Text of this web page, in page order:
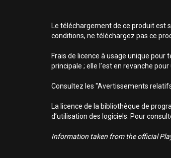
Le téléchargement de ce produit est
conditions, ne téléchargez pas ce
Frais de licence à usage unique
principale ; elle l’est en revanche
Consultez les "Avertissements
La licence de la bibliothèque de
d’utilisation des logiciels. Pour
Information taken from the official